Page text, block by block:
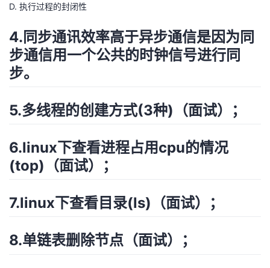
堂
我
我
的
持
我
建
D. 执行过程的封闭性
4.同步通讯效率高于异步通信是因为同
步通信用一个公共的时钟信号进行同
步。
5.多线程的创建方式(3种)（面试）；
6.linux下查看进程占用cpu的情况
(top)（面试）；
7.linux下查看目录(ls)（面试）；
8.单链表删除节点（面试）；